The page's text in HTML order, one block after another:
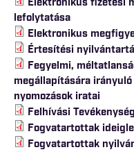
lefolytatása
Elektronikus
Értesítési
Fegyelmi,
megállapítására
nyomozások iratai
Felhívási
Fogvatartottak
Fogvatartottak